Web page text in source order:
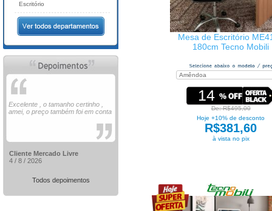
Mesa de Escritório
180cm Tecno Mobili
14
De: R$495,00
Hoje +10% de desconto
R$381,60
à vista no pix
Escritório
Excelente , o tamanho certinho ,
amei, o preço também foi em conta
Cliente Mercado Livre
4 / 8 / 2026
Todos depoimentos